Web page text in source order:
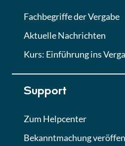
Fachbegriffe der Vergabe
Aktuelle Nachrichten
Kurs: Einführung ins
Support
Zum Helpcenter
Bekanntmachung